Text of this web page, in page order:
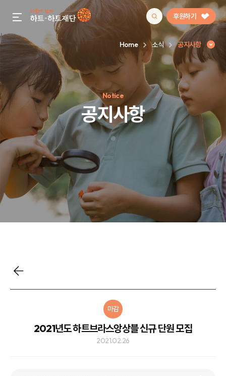
gnb menu open 후원하기
인기 키워드
#정기후원#하트플레이스#캠페인#팬덤후원
Home 소식 공지사항
Notice
공지사항
마감
2021년도 하트브라스앙상블 신규 단원 모집
2021.02.26